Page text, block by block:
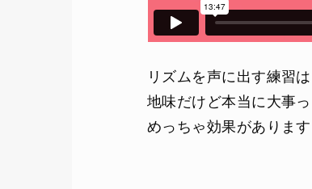
リズムを声に出す練習は
地味だけど本当に大事
めっちゃ効果があります